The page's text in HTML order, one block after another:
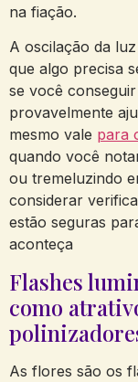
na fiação.
A oscilação da
que algo precisa
se você
provavelmente
mesmo vale para
quando você
ou tremeluzindo
considerar
estão seguras
aconteça
Flashes
como
As flores são os